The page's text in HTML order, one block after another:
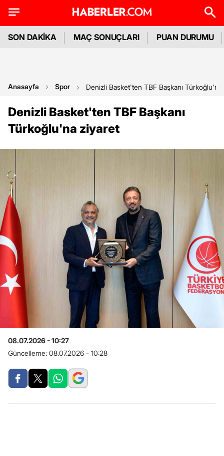
SON DAKİKA MAÇ SONUÇLARI PUAN DURUMU
Anasayfa Spor Denizli Basket'ten TBF Başkanı
Denizli Basket'ten TBF Başkanı
Türkoğlu'na ziyaret
08.07.2026 - 10:27
Güncelleme: 08.07.2026 - 10:28